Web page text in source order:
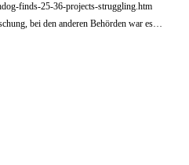
finds-25-36-projects-struggling.htm
bei den anderen Behörden war es…